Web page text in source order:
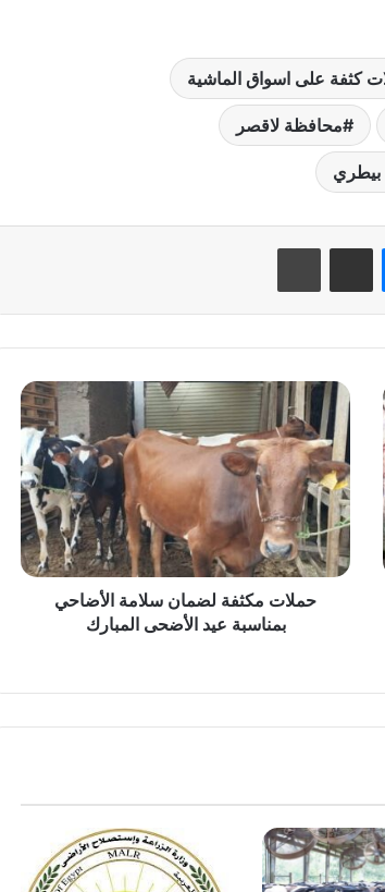
كثفة على اسواق الماشية
محافظة لاقصر
بيطري
ماسنجر مشاركة عبر البريد طباعة
حملات
مكثفة
لضمان
سلامة
الأضاحي
بمناسبة
عيد
الأضحى
المبارك
حملات مكثفة لضمان سلامة الأضاحي
بمناسبة عيد الأضحى المبارك